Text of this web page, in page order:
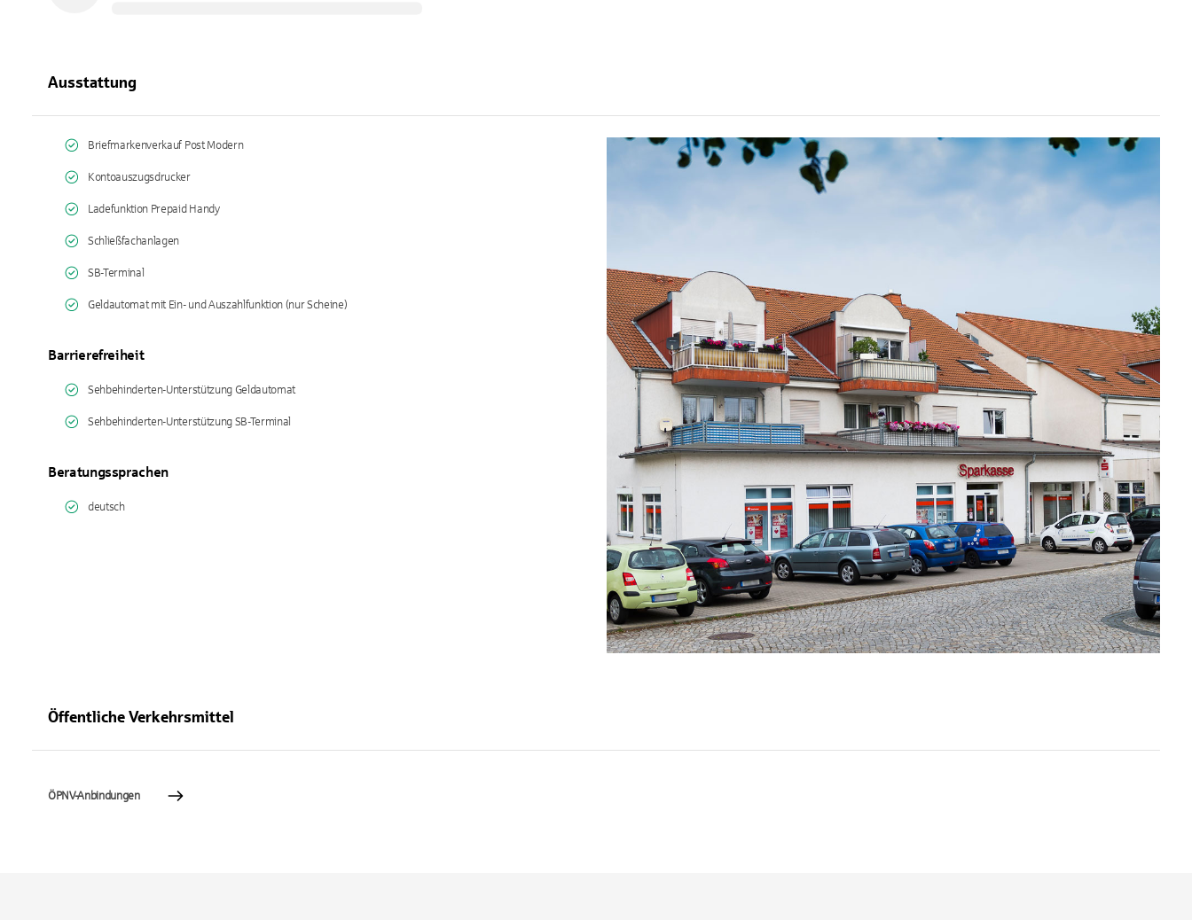
Ausstattung
Briefmarkenverkauf Post Modern
Kontoauszugsdrucker
Ladefunktion Prepaid Handy
Schließfachanlagen
SB-Terminal
Geldautomat mit Ein- und Auszahlfunktion (nur Scheine)
Barrierefreiheit
Sehbehinderten-Unterstützung Geldautomat
Sehbehinderten-Unterstützung SB-Terminal
Beratungssprachen
deutsch
Öffentliche Verkehrsmittel
ÖPNV-Anbindungen